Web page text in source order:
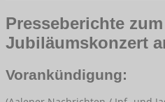
Presseberichte
Jubiläumskonzert
Vorankündigung: